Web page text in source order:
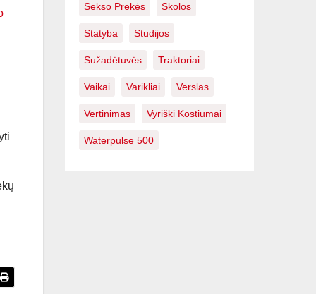
Sekso Prekės Skolos
Statyba Studijos
Sužadėtuvės Traktoriai
Vaikai Varikliai Verslas
Vertinimas Vyriški Kostiumai
Waterpulse 500